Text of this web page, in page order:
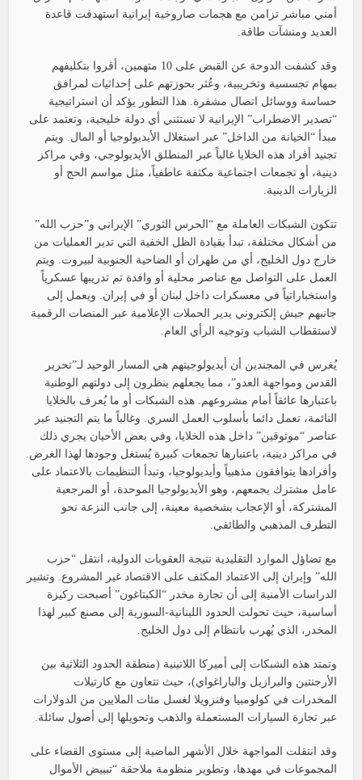
أمني مباشر تزامن مع هجمات صاروخية إيرانية استهدفت قاعدة
العديد ومنشآت طاقة.
وقد كشفت الدوحة عن القبض على 10 متهمين، أقروا بتكليفهم
بمهام تجسسية وتخريبية، وعُثر بحوزتهم على إحداثيات لمرافق
حساسة ووسائل اتصال مشفرة. هذا التطور يؤكد أن استراتيجية
“تصدير الاضطراب” الإيرانية لا تستثني أي دولة خليجية، وتعتمد على
مبدأ “الخيانة من الداخل” عبر استغلال الأيديولوجيا أو المال. ويتم
تجنيد أفراد هذه الخلايا غالباً عبر المنطلق الأيديولوجي، وفي مراكز
دينية، أو تجمعات اجتماعية مكثفة عاطفياً، مثل مواسم الحج أو
الزيارات الدينية.
تتكون الشبكات العاملة مع “الحرس الثوري” الإيراني و”حزب الله”
من أشكال مختلفة، تبدأ بقيادة الظل الخفية التي تدير العمليات من
خارج دول الخليج، أي من طهران أو الضاحية الجنوبية لبيروت. ويتم
العمل على التواصل مع عناصر محلية أو وافدة تم تدريبها عسكرياً
واستخباراتياً في معسكرات داخل لبنان أو في إيران. ويعمل إلى
جانبهم جيش إلكتروني يدير الحملات الإعلامية عبر المنصات الرقمية
لاستقطاب الشباب وتوجيه الرأي العام.
يُغرس في المجندين أن أيديولوجيتهم هي المسار الوحيد لـ”تحرير
القدس ومواجهة العدو”، مما يجعلهم ينظرون إلى دولتهم الوطنية
باعتبارها عائقاً أمام مشروعهم. هذه الشبكات أو ما يُعرف بالخلايا
النائمة، تعمل دائما بأسلوب العمل السري. وغالباً ما يتم التجنيد عبر
عناصر “موثوقين” داخل هذه الخلايا، وفي بعض الأحيان يجري ذلك
في مراكز دينية، باعتبارها تجمعات كبيرة يُستغل وجودها لهذا الغرض.
وأفرادها يتوافقون مذهبياً وأيديولوجيا، وتبدأ التنظيمات بالاعتماد على
عامل مشترك يجمعهم، وهو الأيديولوجيا الموحدة، أو المرجعية
المشتركة، أو الإعجاب بشخصية معينة، إلى جانب النزعة نحو
التطرف المذهبي والطائفي.
مع تضاؤل الموارد التقليدية نتيجة العقوبات الدولية، انتقل “حزب
الله” وإيران إلى الاعتماد المكثف على الاقتصاد غير المشروع. وتشير
الدراسات الأمنية إلى أن تجارة مخدر “الكبتاغون” أصبحت ركيزة
أساسية، حيث تحولت الحدود اللبنانية-السورية إلى مصنع كبير لهذا
المخدر، الذي يُهرب بانتظام إلى دول الخليج.
وتمتد هذه الشبكات إلى أميركا اللاتينية (منطقة الحدود الثلاثية بين
الأرجنتين والبرازيل والباراغواي)، حيث تتعاون مع كارتيلات
المخدرات في كولومبيا وفنزويلا لغسل مئات الملايين من الدولارات
عبر تجارة السيارات المستعملة والذهب وتحويلها إلى أصول سائلة.
وقد انتقلت المواجهة خلال الأشهر الماضية إلى مستوى القضاء على
المجموعات في مهدها، وتطوير منظومة ملاحقة “تبييض الأموال